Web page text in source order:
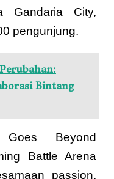
Gandaria City,
pengunjung.
Bintang
Beyond
Battle Arena
passion,